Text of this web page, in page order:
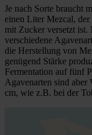
Je nach Sorte braucht
einen Liter Mezcal, der
mit Zucker versetzt ist.
verschiedene
die Herstellung von
genügend Stärke
Fermentation auf fünf
Agavenarten sind
cm, wie z.B. bei der